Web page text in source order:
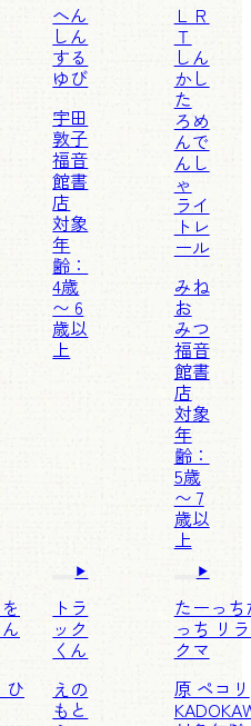
へん
しん
する
ゆび
宇田
敦子
福音
館書
店
対象
年
齢：
4歳
〜 6
歳以
上
ＬＲ
Ｔ
しん
かし
た
ろめ
んで
んし
ゃ
ライ
トレ
ール
みね
お
みつ
福音
館書
店
対象
年
齢：
5歳
〜 7
歳以
上
ひ
トラ
ック
くん
えの
もと
たーっち
っち リ
クマ
原 ペコリ